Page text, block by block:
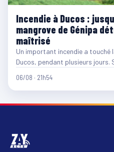
Incendie à Ducos :
mangrove de Génipa
maîtrisé
Un important incendie a touché
Ducos, pendant plusieurs
06/08 · 21h54